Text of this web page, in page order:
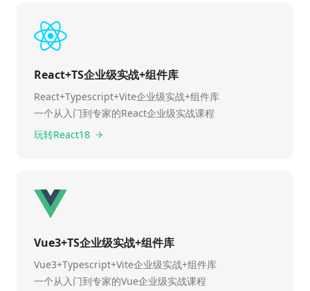
React+TS企业级实战+组件库
React+Typescript+Vite企业级实战+组件库
一个从入门到专家的React企业级实战课程
玩转React18
Vue3+TS企业级实战+组件库
Vue3+Typescript+Vite企业级实战+组件库
一个从入门到专家的Vue企业级实战课程